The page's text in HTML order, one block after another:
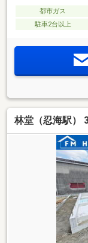
都市ガス
駐車2台以上
林堂（忍海駅）